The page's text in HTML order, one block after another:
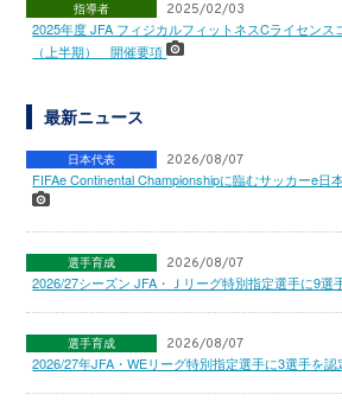
指導者 2025/02/03
2025年度 JFA フィジカルフィットネスCライセンス
（上半期） 開催要項
最新ニュース
日本代表 2026/08/07
FIFAe Continental Championshipに臨むサッカーe日
選手育成 2026/08/07
2026/27シーズン JFA・Ｊリーグ特別指定選手に9選
選手育成 2026/08/07
2026/27年JFA・WEリーグ特別指定選手に3選手を